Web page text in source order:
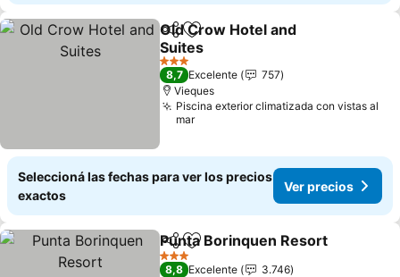
CompartirAñadir a favoritos
Old Crow Hotel and
Suites
3 Estrellas
8,7 Excelente
757
Vieques
Piscina exterior climatizada con vistas al
mar
Seleccioná las fechas para ver los precios
exactos
Ver precios
CompartirAñadir a favoritos
Punta Borinquen Resort
3 Estrellas
8,8 Excelente
3.746